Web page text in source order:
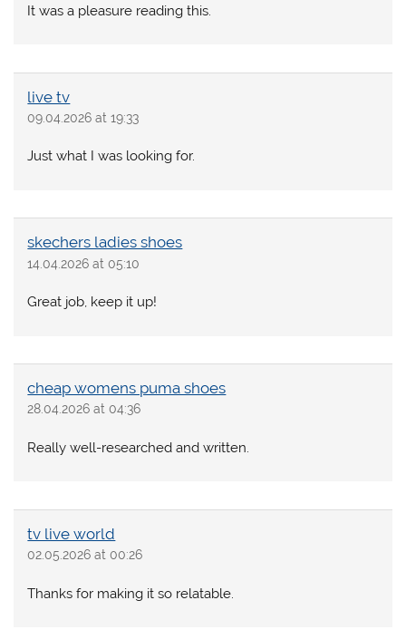
It was a pleasure reading this.
live tv
09.04.2026 at 19:33
Just what I was looking for.
skechers ladies shoes
14.04.2026 at 05:10
Great job, keep it up!
cheap womens puma shoes
28.04.2026 at 04:36
Really well-researched and written.
tv live world
02.05.2026 at 00:26
Thanks for making it so relatable.